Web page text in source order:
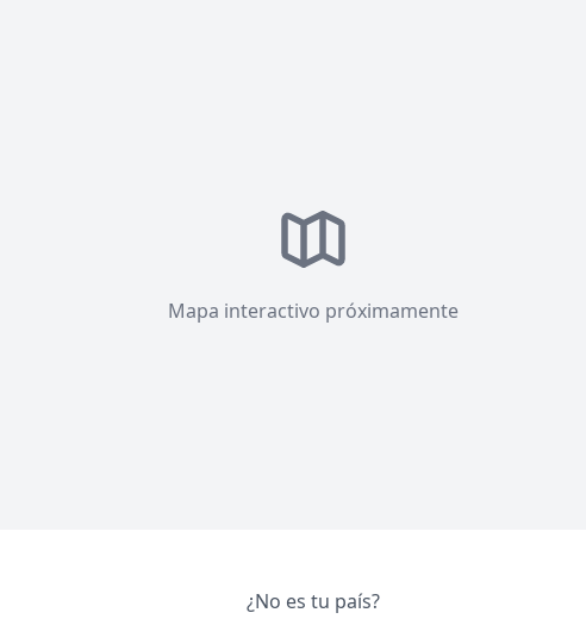
Mapa interactivo próximamente
¿No es tu país?